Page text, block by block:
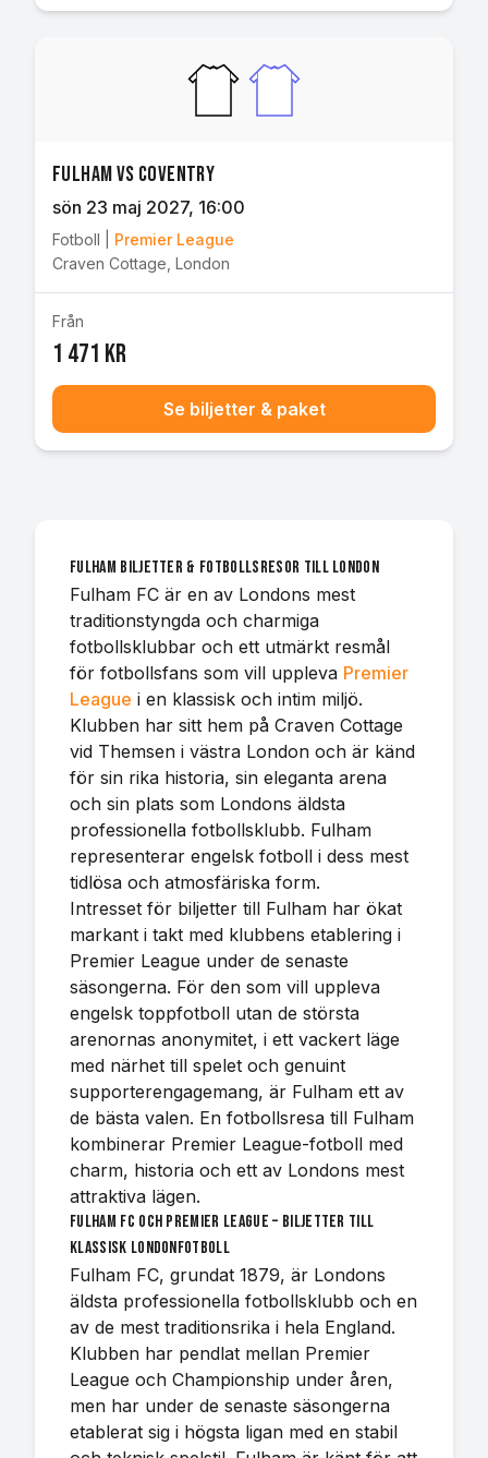
Fulham vs Coventry
sön 23 maj 2027, 16:00
Fotboll
Premier League
Craven Cottage London
Från
1 471 kr
Se biljetter & paket
Fulham biljetter & fotbollsresor till London
Fulham FC är en av Londons mest
traditionstyngda och charmiga
fotbollsklubbar och ett utmärkt resmål
för fotbollsfans som vill uppleva Premier
League i en klassisk och intim miljö.
Klubben har sitt hem på Craven Cottage
vid Themsen i västra London och är känd
för sin rika historia, sin eleganta arena
och sin plats som Londons äldsta
professionella fotbollsklubb. Fulham
representerar engelsk fotboll i dess mest
tidlösa och atmosfäriska form.
Intresset för biljetter till Fulham har ökat
markant i takt med klubbens etablering i
Premier League under de senaste
säsongerna. För den som vill uppleva
engelsk toppfotboll utan de största
arenornas anonymitet, i ett vackert läge
med närhet till spelet och genuint
supporterengagemang, är Fulham ett av
de bästa valen. En fotbollsresa till Fulham
kombinerar Premier League-fotboll med
charm, historia och ett av Londons mest
attraktiva lägen.
Fulham FC och Premier League – biljetter till
klassisk Londonfotboll
Fulham FC, grundat 1879, är Londons
äldsta professionella fotbollsklubb och en
av de mest traditionsrika i hela England.
Klubben har pendlat mellan Premier
League och Championship under åren,
men har under de senaste säsongerna
etablerat sig i högsta ligan med en stabil